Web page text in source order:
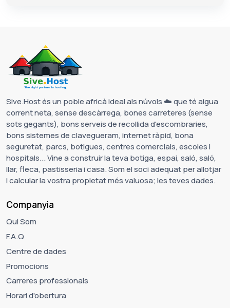
Sive.Host és un poble africà ideal als núvols ☁️ que té aigua
corrent neta, sense descàrrega, bones carreteres (sense
sots gegants), bons serveis de recollida d'escombraries,
bons sistemes de clavegueram, internet ràpid, bona
seguretat, parcs, botigues, centres comercials, escoles i
hospitals... Vine a construir la teva botiga, espai, saló, saló,
llar, fleca, pastisseria i casa. Som el soci adequat per allotjar
i calcular la vostra propietat més valuosa; les teves dades.
Companyia
Qui Som
F.A.Q
Centre de dades
Promocions
Carreres professionals
Horari d'obertura